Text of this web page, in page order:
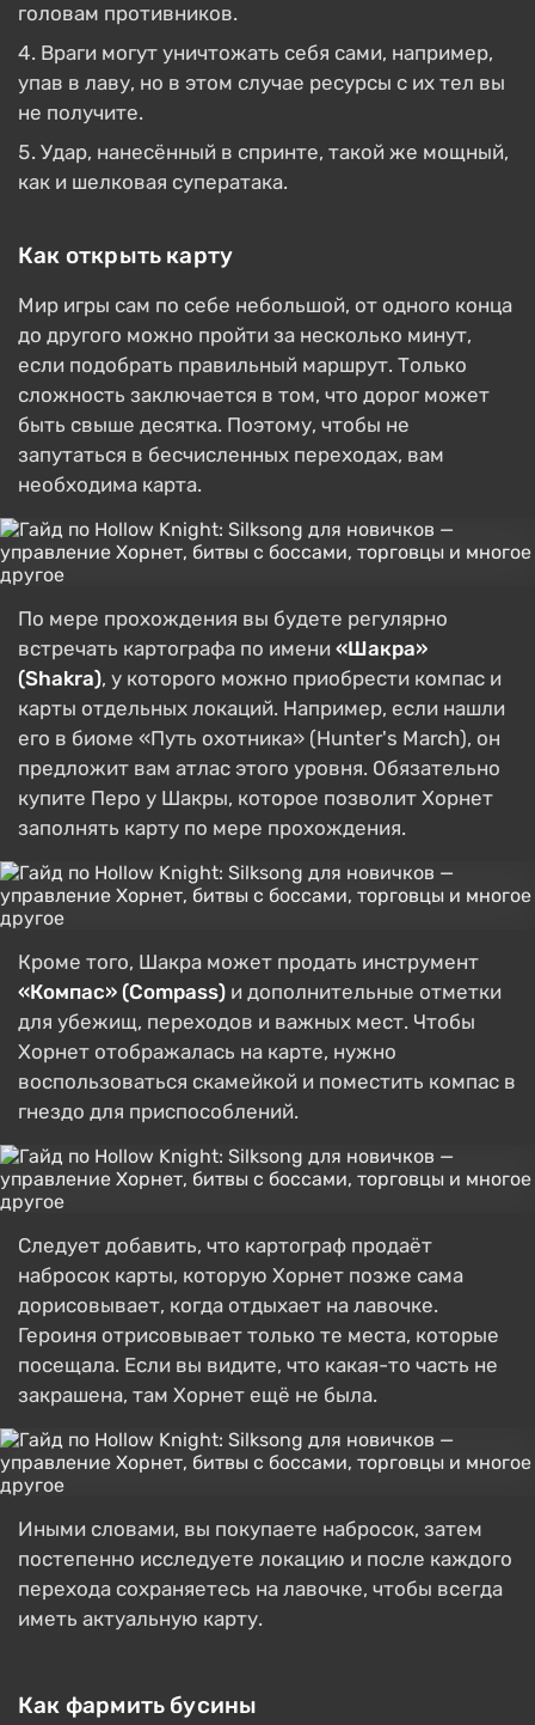
головам противников.
Враги могут уничтожать себя сами, например,
упав в лаву, но в этом случае ресурсы с их тел вы
не получите.
Удар, нанесённый в спринте, такой же мощный,
как и шелковая суператака.
Как открыть карту
Мир игры сам по себе небольшой, от одного конца
до другого можно пройти за несколько минут,
если подобрать правильный маршрут. Только
сложность заключается в том, что дорог может
быть свыше десятка. Поэтому, чтобы не
запутаться в бесчисленных переходах, вам
необходима карта.
По мере прохождения вы будете регулярно
встречать картографа по имени «Шакра»
(Shakra), у которого можно приобрести компас и
карты отдельных локаций. Например, если нашли
его в биоме «Путь охотника» (Hunter's March), он
предложит вам атлас этого уровня. Обязательно
купите Перо у Шакры, которое позволит Хорнет
заполнять карту по мере прохождения.
Кроме того, Шакра может продать инструмент
«Компас» (Compass) и дополнительные отметки
для убежищ, переходов и важных мест. Чтобы
Хорнет отображалась на карте, нужно
воспользоваться скамейкой и поместить компас в
гнездо для приспособлений.
Следует добавить, что картограф продаёт
набросок карты, которую Хорнет позже сама
дорисовывает, когда отдыхает на лавочке.
Героиня отрисовывает только те места, которые
посещала. Если вы видите, что какая-то часть не
закрашена, там Хорнет ещё не была.
Иными словами, вы покупаете набросок, затем
постепенно исследуете локацию и после каждого
перехода сохраняетесь на лавочке, чтобы всегда
иметь актуальную карту.
Как фармить бусины